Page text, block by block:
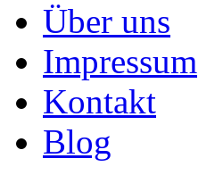
Über uns
Impressum
Kontakt
Blog